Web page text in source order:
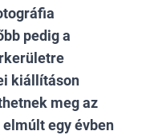
pedig a
kiállításon
meg az
egy évben